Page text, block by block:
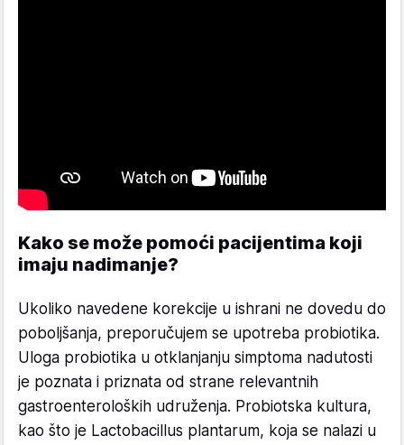
Kako se može pomoći pacijentima koji
imaju nadimanje?
Ukoliko navedene korekcije u ishrani ne dovedu do
poboljšanja, preporučujem se upotreba probiotika.
Uloga probiotika u otklanjanju simptoma nadutosti
je poznata i priznata od strane relevantnih
gastroenteroloških udruženja. Probiotska kultura,
kao što je Lactobacillus plantarum, koja se nalazi u